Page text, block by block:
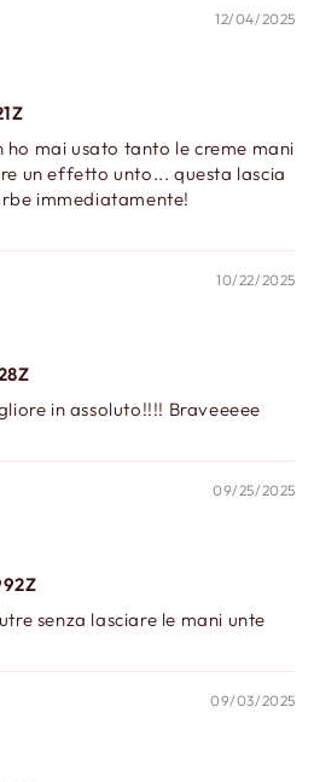
12/04/2025
mai usato tanto le creme mani
un effetto unto... questa lascia
immediatamente!
10/22/2025
in assoluto!!!! Braveeeee
09/25/2025
senza lasciare le mani unte
09/03/2025